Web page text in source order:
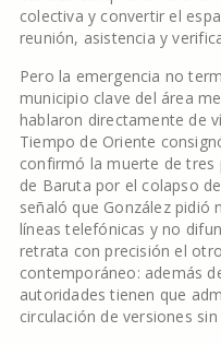
colectiva y convertir el
reunión, asistencia y
Pero la emergencia no
municipio clave del área
hablaron directamente de
Tiempo de Oriente
confirmó la muerte de tres
de Baruta por el colapso
señaló que González pidió
líneas telefónicas y no
retrata con precisión el
contemporáneo: además
autoridades tienen que
circulación de versiones sin